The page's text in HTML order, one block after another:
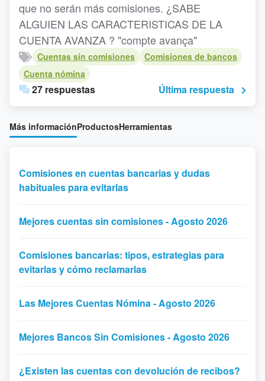
que no serán más comisiones. ¿SABE
ALGUIEN LAS CARACTERISTICAS DE LA
CUENTA AVANZA ? "compte avança"
Cuentas sin comisiones
Comisiones de bancos
Cuenta nómina
27 respuestas Última respuesta
Más informaciónProductosHerramientas
Comisiones en cuentas bancarias y dudas
habituales para evitarlas
Mejores cuentas sin comisiones - Agosto 2026
Comisiones bancarias: tipos, estrategias para
evitarlas y cómo reclamarlas
Las Mejores Cuentas Nómina - Agosto 2026
Mejores Bancos Sin Comisiones - Agosto 2026
¿Existen las cuentas con devolución de recibos?